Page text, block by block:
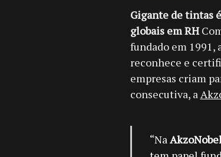
Gigante de tintas
globais em RH
fundado em 1991,
reconhece e
empresas criam
consecutiva, a
“Na